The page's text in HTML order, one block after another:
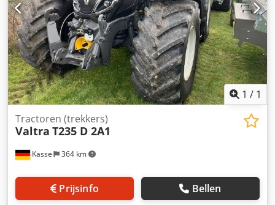
1 / 1
Kassel 364 km
Tractoren (trekkers)
Valtra T235 D 2A1
Prijsinfo Bellen